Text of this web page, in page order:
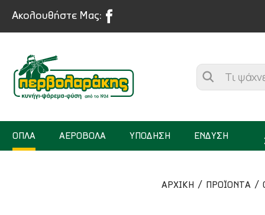
Ακολουθήστε Μας:
ΟΠΛΑ ΑΕΡΟΒΟΛΑ ΥΠΟΔΗΣΗ ΕΝΔΥΣΗ
ΑΡΧΙΚΉ ΠΡΟΪΟΝΤΑ